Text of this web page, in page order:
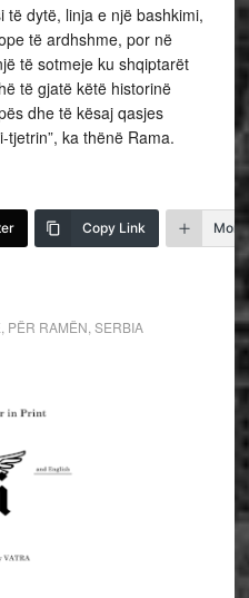
dytë, linja e një bashkimi,
të ardhshme, por në
të sotmeje ku shqiptarët
të gjatë këtë historinë
dhe të kësaj qasjes
tjetrin”, ka thënë Rama.
Copy Link More
PËR RAMËN SERBIA